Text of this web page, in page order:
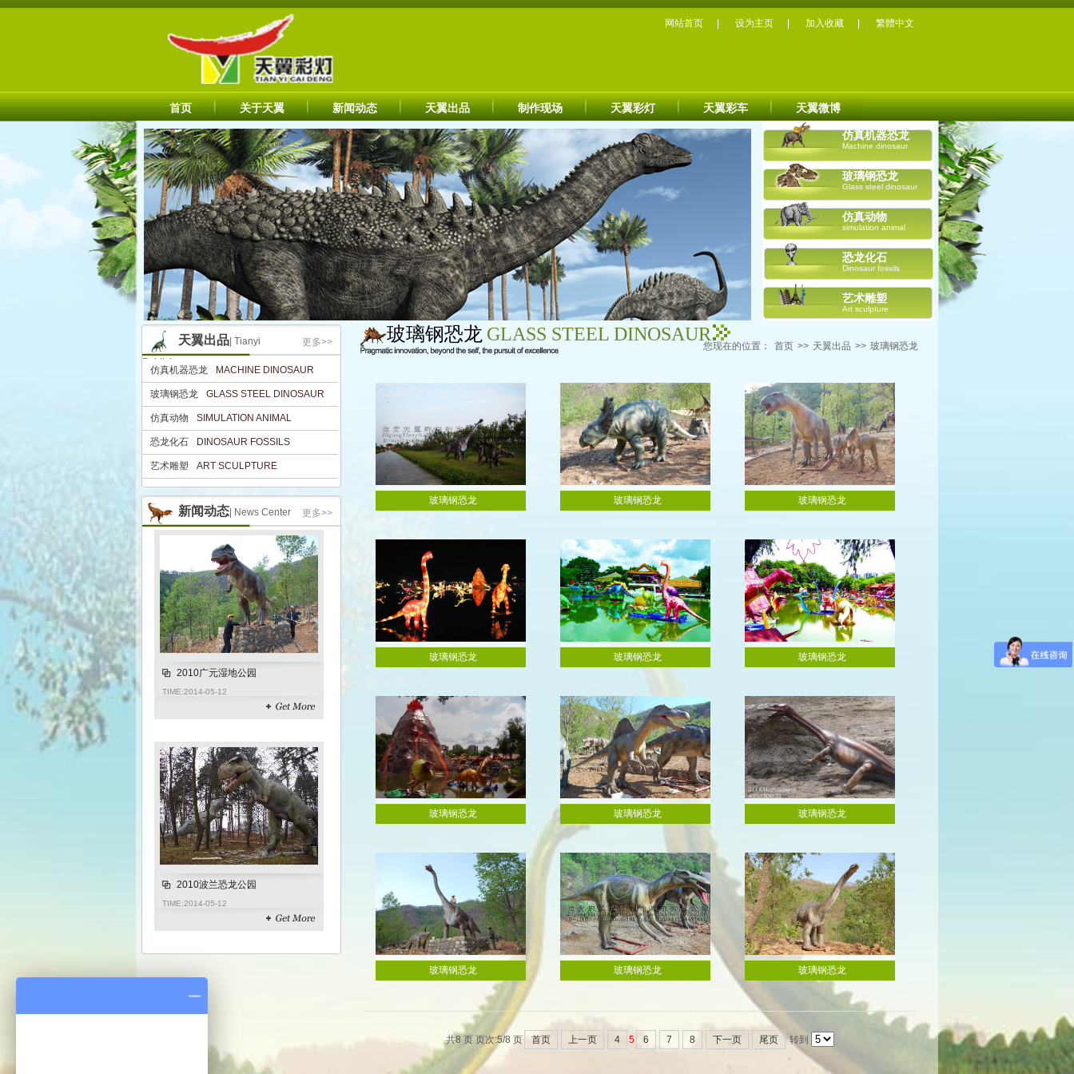
网站首页 设为主页 加入收藏 繁體中文
首页 关于天翼 新闻动态 天翼出品 制作现场 天翼彩灯 天翼彩车 天翼微博
仿真机器恐龙
Machine dinosaur
玻璃钢恐龙
Glass steel dinosaur
仿真动物
simulation animal
恐龙化石
Dinosaur fossils
艺术雕塑
Art sculpture
更多>>
天翼出品 | Tianyi
Publisher
仿真机器恐龙 MACHINE DINOSAUR
玻璃钢恐龙 GLASS STEEL DINOSAUR
SIMULATION ANIMAL
仿真动物 SIMULATION ANIMAL
恐龙化石 DINOSAUR FOSSILS
恐龙化石 DINOSAUR FOSSILS
ART SCULPTURE
艺术雕塑 ART SCULPTURE
更多>>
新闻动态 | News Center
2010广元湿地公园
TIME:2014-05-12
2010波兰恐龙公园
TIME:2014-05-12
玻璃钢恐龙 GLASS STEEL DINOSAUR
您现在的位置： 首页 >> 天翼出品 >> 玻璃钢恐龙
玻璃钢恐龙 玻璃钢恐龙玻璃钢恐龙 玻璃钢恐龙玻璃钢恐龙
玻璃钢恐龙 玻璃钢恐龙玻璃钢恐龙 玻璃钢恐龙玻璃钢恐龙 玻璃钢恐龙
玻璃钢恐龙 玻璃钢恐龙玻璃钢恐龙 玻璃钢恐龙玻璃钢恐龙
玻璃钢恐龙 玻璃钢恐龙玻璃钢恐龙 玻璃钢恐龙玻璃钢恐龙
共8 页 页次:5/8 页 首页 上一页 4 5 6 7 8 下一页 尾页 转到